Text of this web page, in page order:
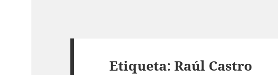
Etiqueta:Raúl Castro